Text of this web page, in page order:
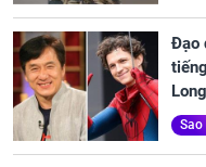
Đạo
Long
Sao